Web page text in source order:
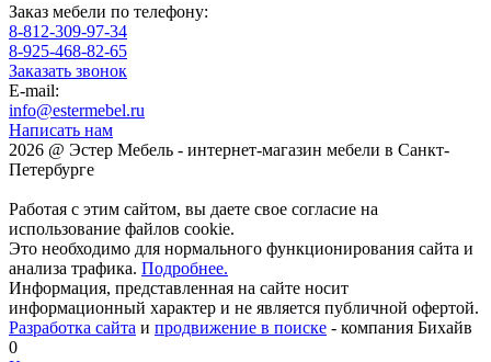
Заказ мебели по телефону:
8-812-309-97-34
8-925-468-82-65
Заказать звонок
E-mail:
info@estermebel.ru
Написать нам
2026 @ Эстер Мебель - интернет-магазин мебели в Санкт-
Петербурге
Работая с этим сайтом, вы даете свое согласие на
использование файлов cookie.
Это необходимо для нормального функционирования сайта и
анализа трафика. Подробнее.
Информация, представленная на сайте носит
информационный характер и не является публичной офертой.
Разработка сайта и продвижение в поиске - компания Бихайв
0